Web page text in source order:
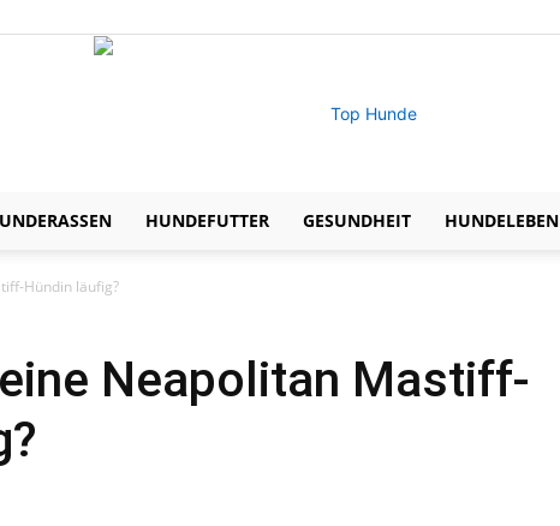
HUNDEFUTTER GESUNDHEIT HUNDELEBEN
Hündin läufig?
Neapolitan Mastiff-